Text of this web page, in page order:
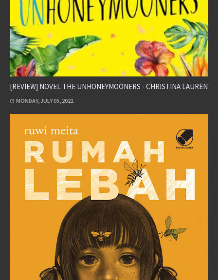
[REVIEW] NOVEL THE UNHONEYMOONERS - CHRISTINA LAUREN
MONDAY, JULY 05, 2021